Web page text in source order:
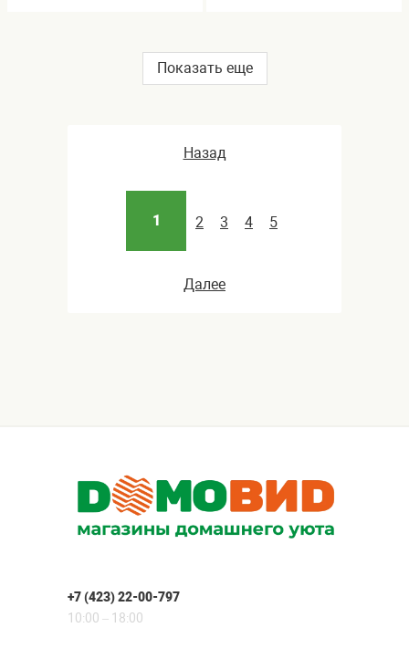
Показать еще
Назад
1 2 3 4 5
Далее
+7 (423) 22-00-797
10:00 – 18:00